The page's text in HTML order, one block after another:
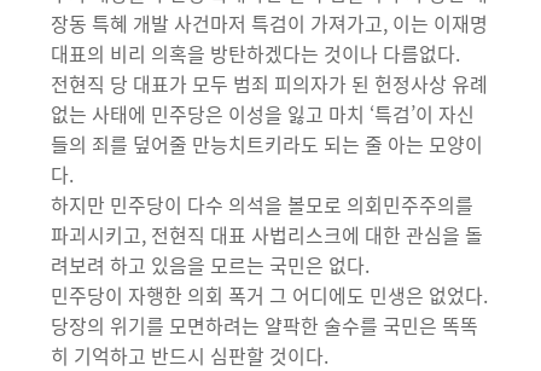
장동 특혜 개발 사건마저 특검이 가져가고, 이는 이재명
대표의 비리 의혹을 방탄하겠다는 것이나 다름없다.
전현직 당 대표가 모두 범죄 피의자가 된 헌정사상 유례
없는 사태에 민주당은 이성을 잃고 마치 ‘특검’이 자신
들의 죄를 덮어줄 만능치트키라도 되는 줄 아는 모양이
다.
하지만 민주당이 다수 의석을 볼모로 의회민주주의를
파괴시키고, 전현직 대표 사법리스크에 대한 관심을 돌
려보려 하고 있음을 모르는 국민은 없다.
민주당이 자행한 의회 폭거 그 어디에도 민생은 없었다.
당장의 위기를 모면하려는 얄팍한 술수를 국민은 똑똑
히 기억하고 반드시 심판할 것이다.